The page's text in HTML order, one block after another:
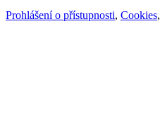
Prohlášení o přístupnosti, Cookies,